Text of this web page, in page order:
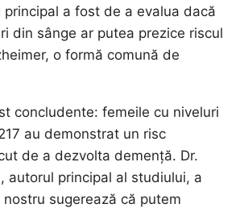
principal a fost de a evalua dacă
din sânge ar putea prezice riscul
o formă comună de
concludente: femeile cu niveluri
au demonstrat un risc
de a dezvolta demență. Dr.
autorul principal al studiului, a
nostru sugerează că putem